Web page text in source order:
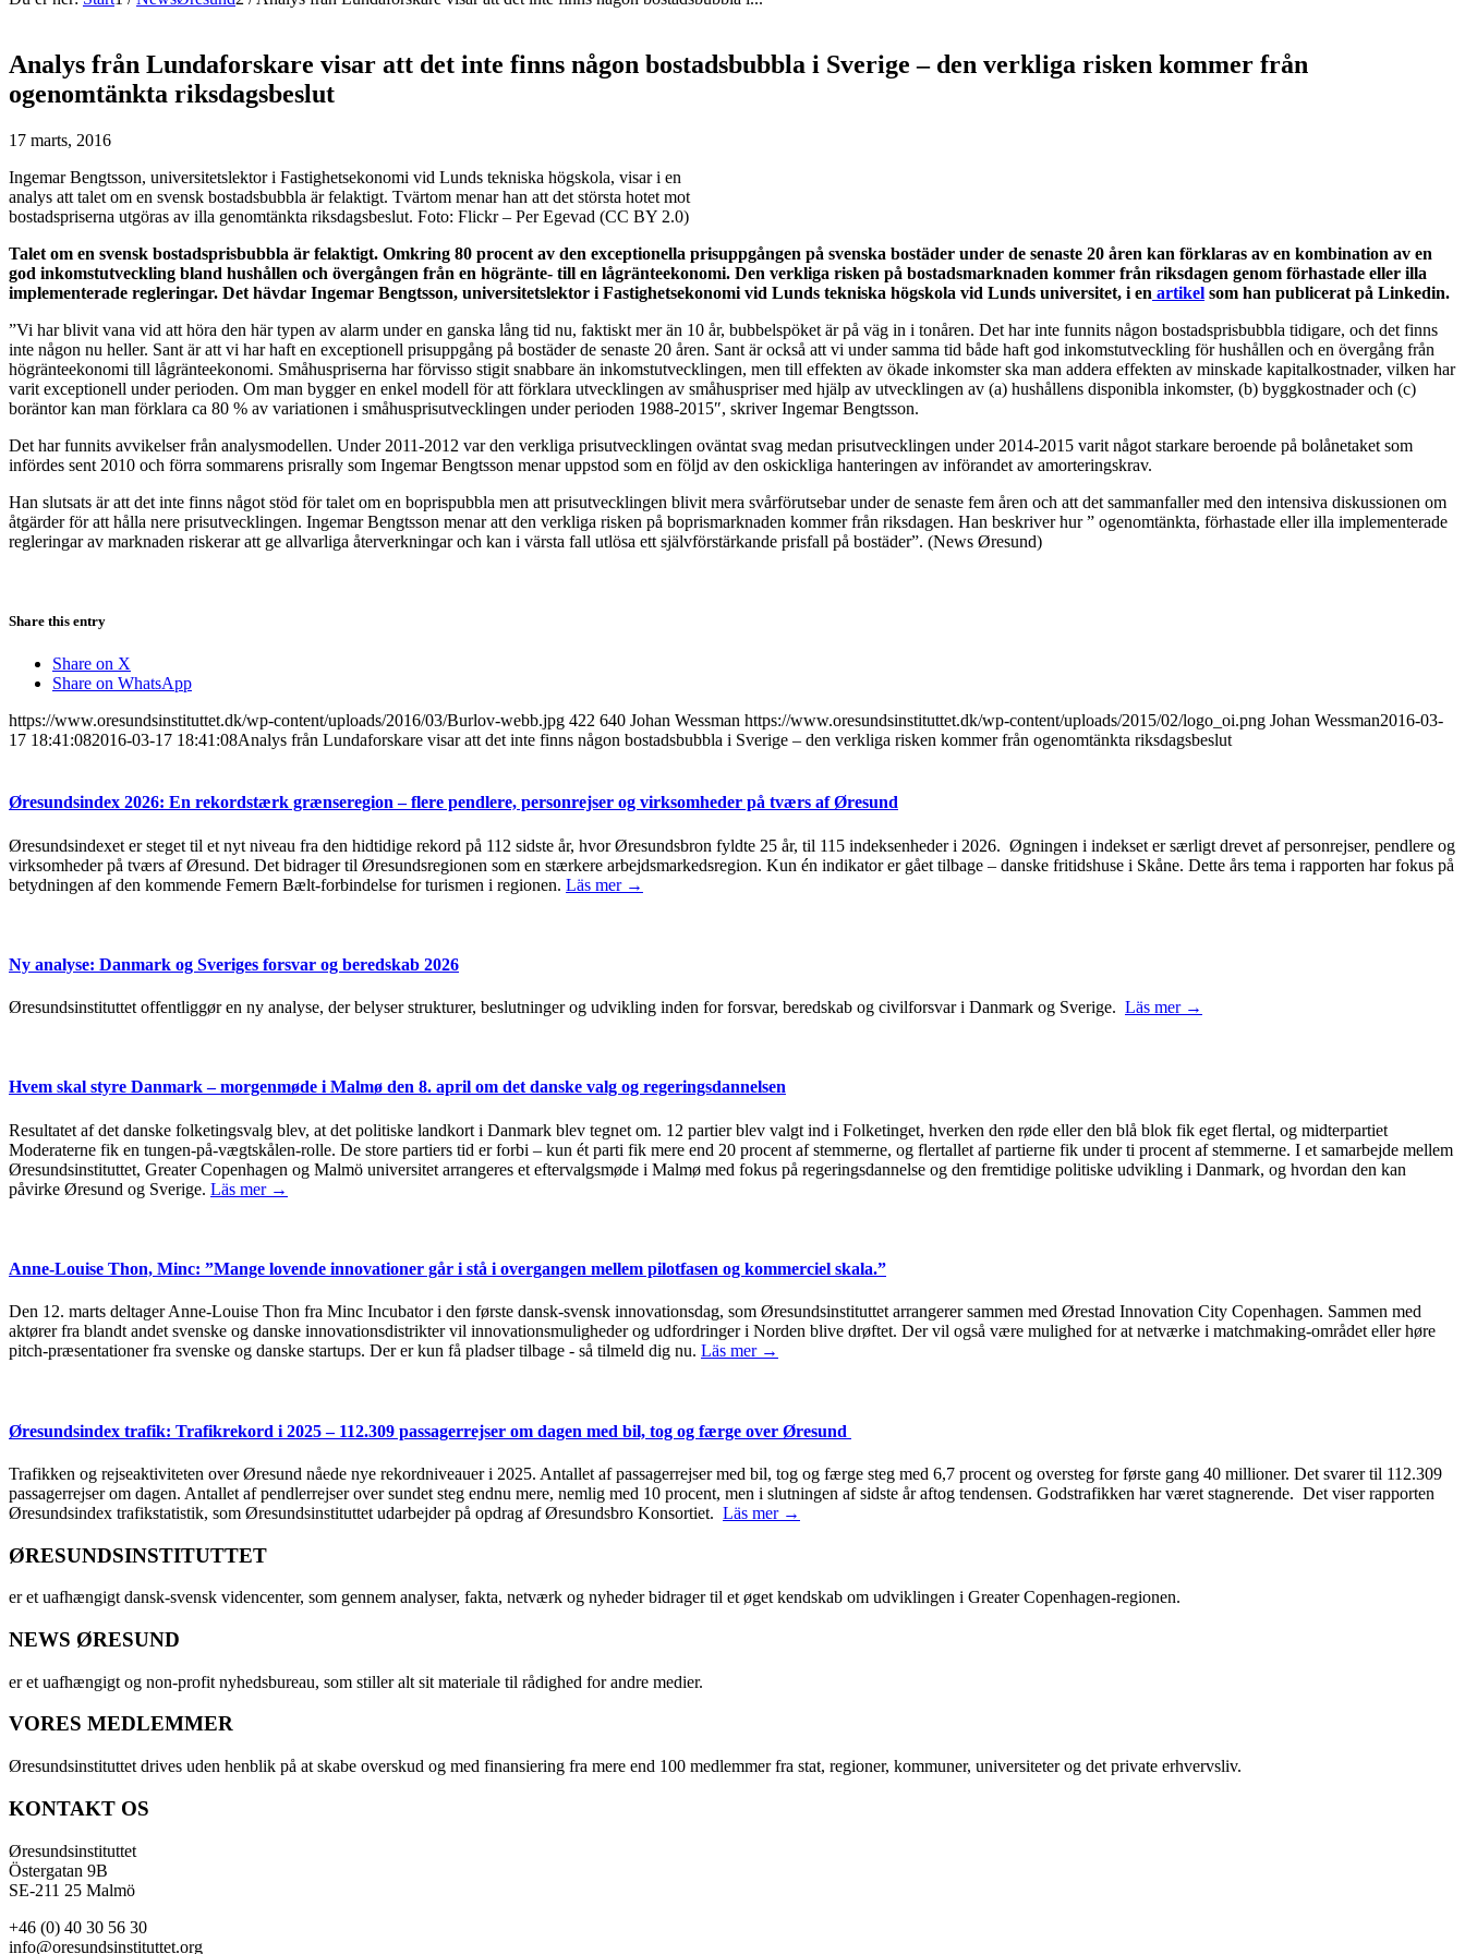
Analys från Lundaforskare visar att det inte finns någon bostadsbubbla i Sverige – den verkliga risken kommer från
ogenomtänkta riksdagsbeslut
17 marts, 2016
Ingemar Bengtsson, universitetslektor i Fastighetsekonomi vid Lunds tekniska högskola, visar i en
analys att talet om en svensk bostadsbubbla är felaktigt. Tvärtom menar han att det största hotet mot
bostadspriserna utgöras av illa genomtänkta riksdagsbeslut. Foto: Flickr – Per Egevad (CC BY 2.0)
Talet om en svensk bostadsprisbubbla är felaktigt. Omkring 80 procent av den exceptionella prisuppgången på svenska bostäder under de senaste 20 åren kan förklaras av en kombination av en
god inkomstutveckling bland hushållen och övergången från en högränte- till en lågränteekonomi. Den verkliga risken på bostadsmarknaden kommer från riksdagen genom förhastade eller illa
implementerade regleringar. Det hävdar Ingemar Bengtsson, universitetslektor i Fastighetsekonomi vid Lunds tekniska högskola vid Lunds universitet, i en artikel som han publicerat på Linkedin.
”Vi har blivit vana vid att höra den här typen av alarm under en ganska lång tid nu, faktiskt mer än 10 år, bubbelspöket är på väg in i tonåren. Det har inte funnits någon bostadsprisbubbla tidigare, och det finns
inte någon nu heller. Sant är att vi har haft en exceptionell prisuppgång på bostäder de senaste 20 åren. Sant är också att vi under samma tid både haft god inkomstutveckling för hushållen och en övergång från
högränteekonomi till lågränteekonomi. Småhuspriserna har förvisso stigit snabbare än inkomstutvecklingen, men till effekten av ökade inkomster ska man addera effekten av minskade kapitalkostnader, vilken har
varit exceptionell under perioden. Om man bygger en enkel modell för att förklara utvecklingen av småhuspriser med hjälp av utvecklingen av (a) hushållens disponibla inkomster, (b) byggkostnader och (c)
boräntor kan man förklara ca 80 % av variationen i småhusprisutvecklingen under perioden 1988-2015″, skriver Ingemar Bengtsson.
Det har funnits avvikelser från analysmodellen. Under 2011-2012 var den verkliga prisutvecklingen oväntat svag medan prisutvecklingen under 2014-2015 varit något starkare beroende på bolånetaket som
infördes sent 2010 och förra sommarens prisrally som Ingemar Bengtsson menar uppstod som en följd av den oskickliga hanteringen av införandet av amorteringskrav.
Han slutsats är att det inte finns något stöd för talet om en boprispubbla men att prisutvecklingen blivit mera svårförutsebar under de senaste fem åren och att det sammanfaller med den intensiva diskussionen om
åtgärder för att hålla nere prisutvecklingen. Ingemar Bengtsson menar att den verkliga risken på boprismarknaden kommer från riksdagen. Han beskriver hur ” ogenomtänkta, förhastade eller illa implementerade
regleringar av marknaden riskerar att ge allvarliga återverkningar och kan i värsta fall utlösa ett självförstärkande prisfall på bostäder”. (News Øresund)
Share this entry
Share on X
Share on WhatsApp
https://www.oresundsinstituttet.dk/wp-content/uploads/2016/03/Burlov-webb.jpg 422 640 Johan Wessman https://www.oresundsinstituttet.dk/wp-content/uploads/2015/02/logo_oi.png Johan Wessman2016-03-
17 18:41:082016-03-17 18:41:08Analys från Lundaforskare visar att det inte finns någon bostadsbubbla i Sverige – den verkliga risken kommer från ogenomtänkta riksdagsbeslut
Øresundsindex 2026: En rekordstærk grænseregion – flere pendlere, personrejser og virksomheder på tværs af Øresund
Øresundsindexet er steget til et nyt niveau fra den hidtidige rekord på 112 sidste år, hvor Øresundsbron fyldte 25 år, til 115 indeksenheder i 2026. Øgningen i indekset er særligt drevet af personrejser, pendlere og
virksomheder på tværs af Øresund. Det bidrager til Øresundsregionen som en stærkere arbejdsmarkedsregion. Kun én indikator er gået tilbage – danske fritidshuse i Skåne. Dette års tema i rapporten har fokus på
betydningen af den kommende Femern Bælt-forbindelse for turismen i regionen. Läs mer →
Ny analyse: Danmark og Sveriges forsvar og beredskab 2026
Øresundsinstituttet offentliggør en ny analyse, der belyser strukturer, beslutninger og udvikling inden for forsvar, beredskab og civilforsvar i Danmark og Sverige. Läs mer →
Hvem skal styre Danmark – morgenmøde i Malmø den 8. april om det danske valg og regeringsdannelsen
Resultatet af det danske folketingsvalg blev, at det politiske landkort i Danmark blev tegnet om. 12 partier blev valgt ind i Folketinget, hverken den røde eller den blå blok fik eget flertal, og midterpartiet
Moderaterne fik en tungen-på-vægtskålen-rolle. De store partiers tid er forbi – kun ét parti fik mere end 20 procent af stemmerne, og flertallet af partierne fik under ti procent af stemmerne. I et samarbejde mellem
Øresundsinstituttet, Greater Copenhagen og Malmö universitet arrangeres et eftervalgsmøde i Malmø med fokus på regeringsdannelse og den fremtidige politiske udvikling i Danmark, og hvordan den kan
påvirke Øresund og Sverige. Läs mer →
Anne-Louise Thon, Minc: ”Mange lovende innovationer går i stå i overgangen mellem pilotfasen og kommerciel skala.”
Den 12. marts deltager Anne-Louise Thon fra Minc Incubator i den første dansk-svensk innovationsdag, som Øresundsinstituttet arrangerer sammen med Ørestad Innovation City Copenhagen. Sammen med
aktører fra blandt andet svenske og danske innovationsdistrikter vil innovationsmuligheder og udfordringer i Norden blive drøftet. Der vil også være mulighed for at netværke i matchmaking-området eller høre
pitch-præsentationer fra svenske og danske startups. Der er kun få pladser tilbage - så tilmeld dig nu. Läs mer →
Øresundsindex trafik: Trafikrekord i 2025 – 112.309 passagerrejser om dagen med bil, tog og færge over Øresund
Trafikken og rejseaktiviteten over Øresund nåede nye rekordniveauer i 2025. Antallet af passagerrejser med bil, tog og færge steg med 6,7 procent og oversteg for første gang 40 millioner. Det svarer til 112.309
passagerrejser om dagen. Antallet af pendlerrejser over sundet steg endnu mere, nemlig med 10 procent, men i slutningen af sidste år aftog tendensen. Godstrafikken har været stagnerende. Det viser rapporten
Øresundsindex trafikstatistik, som Øresundsinstituttet udarbejder på opdrag af Øresundsbro Konsortiet. Läs mer →
ØRESUNDSINSTITUTTET
er et uafhængigt dansk-svensk videncenter, som gennem analyser, fakta, netværk og nyheder bidrager til et øget kendskab om udviklingen i Greater Copenhagen-regionen.
NEWS ØRESUND
er et uafhængigt og non-profit nyhedsbureau, som stiller alt sit materiale til rådighed for andre medier.
VORES MEDLEMMER
Øresundsinstituttet drives uden henblik på at skabe overskud og med finansiering fra mere end 100 medlemmer fra stat, regioner, kommuner, universiteter og det private erhvervsliv.
KONTAKT OS
Øresundsinstituttet
Östergatan 9B
SE-211 25 Malmö
+46 (0) 40 30 56 30
info@oresundsinstituttet.org